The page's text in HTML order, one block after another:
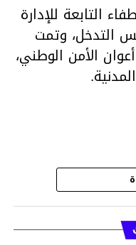
التابعة للإدارة
التدخل، وتمت
الأمن الوطني،